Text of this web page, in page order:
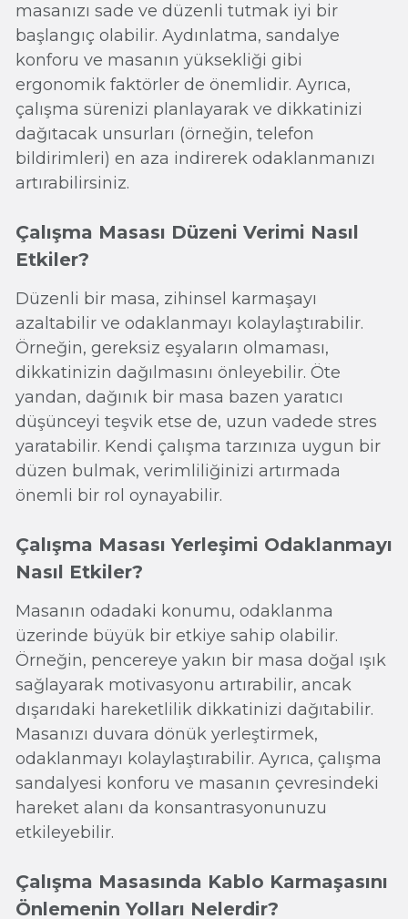
masanızı sade ve düzenli tutmak iyi bir
başlangıç olabilir. Aydınlatma, sandalye
konforu ve masanın yüksekliği gibi
ergonomik faktörler de önemlidir. Ayrıca,
çalışma sürenizi planlayarak ve dikkatinizi
dağıtacak unsurları (örneğin, telefon
bildirimleri) en aza indirerek odaklanmanızı
artırabilirsiniz.
Çalışma Masası Düzeni Verimi Nasıl
Etkiler?
Düzenli bir masa, zihinsel karmaşayı
azaltabilir ve odaklanmayı kolaylaştırabilir.
Örneğin, gereksiz eşyaların olmaması,
dikkatinizin dağılmasını önleyebilir. Öte
yandan, dağınık bir masa bazen yaratıcı
düşünceyi teşvik etse de, uzun vadede stres
yaratabilir. Kendi çalışma tarzınıza uygun bir
düzen bulmak, verimliliğinizi artırmada
önemli bir rol oynayabilir.
Çalışma Masası Yerleşimi Odaklanmayı
Nasıl Etkiler?
Masanın odadaki konumu, odaklanma
üzerinde büyük bir etkiye sahip olabilir.
Örneğin, pencereye yakın bir masa doğal ışık
sağlayarak motivasyonu artırabilir, ancak
dışarıdaki hareketlilik dikkatinizi dağıtabilir.
Masanızı duvara dönük yerleştirmek,
odaklanmayı kolaylaştırabilir. Ayrıca, çalışma
sandalyesi konforu ve masanın çevresindeki
hareket alanı da konsantrasyonunuzu
etkileyebilir.
Çalışma Masasında Kablo Karmaşasını
Önlemenin Yolları Nelerdir?